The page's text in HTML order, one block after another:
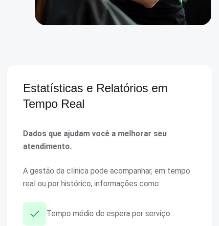
Estatísticas e Relatórios em
Tempo Real
Dados que ajudam você a melhorar seu
atendimento.
A gestão da clínica pode acompanhar, em tempo
real ou por histórico, informações como:
Tempo médio de espera por serviço